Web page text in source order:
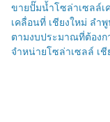
ขายปั๊มน้ำโซล่าเซลล์เ
เคลื่อนที่ เชียงใหม่ ลำ
ตามงบประมาณที่ต้องก
จำหน่ายโซล่าเซลล์ เ